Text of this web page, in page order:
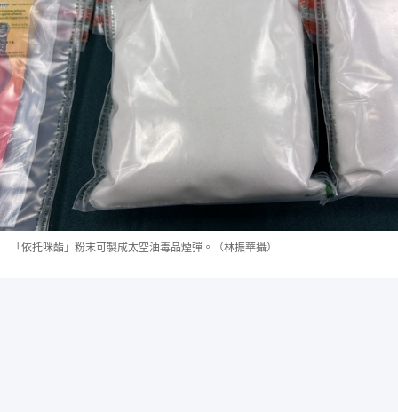
「依托咪酯」粉末可製成太空油毒品煙彈。（林振華攝）